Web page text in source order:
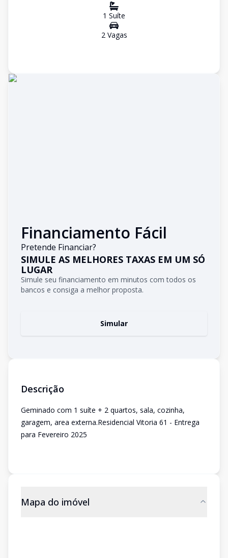
1 Suíte
2Vagas
Financiamento Fácil
Pretende Financiar?
SIMULE AS MELHORES TAXAS EM UM SÓ
LUGAR
Simule seu financiamento em minutos com todos os
bancos e consiga a melhor proposta.
Simular
Descrição
Geminado com 1 suíte + 2 quartos, sala, cozinha,
garagem, area externa.Residencial Vitoria 61 - Entrega
para Fevereiro 2025
Mapa do imóvel